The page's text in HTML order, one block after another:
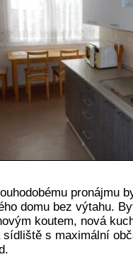
pronájmu
domu bez výtahu.
koutem, nová
sídliště s maximální